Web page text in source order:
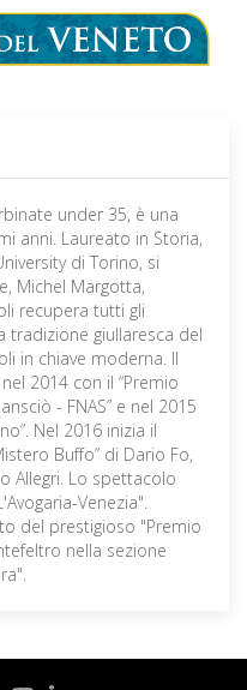
under 35, è una
anni. Laureato in Storia,
di Torino, si
Michel Margotta,
recupera tutti gli
tradizione giullaresca del
in chiave moderna. Il
2014 con il “Premio
- FNAS” e nel 2015
Nel 2016 inizia il
Buffo” di Dario Fo,
Allegri. Lo spettacolo
Venezia".
del prestigioso "Premio
nella sezione